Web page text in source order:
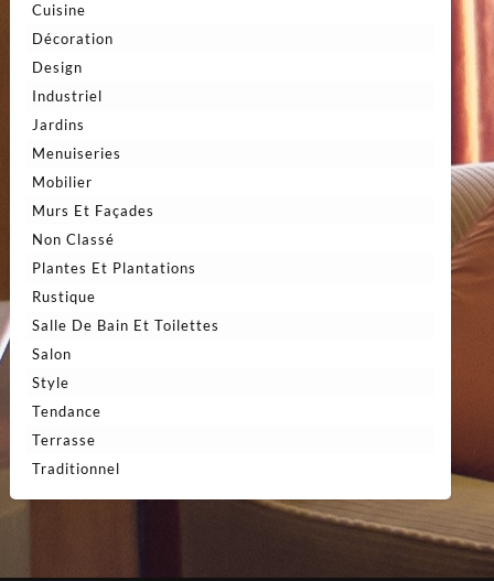
Cuisine
Décoration
Design
Industriel
Jardins
Menuiseries
Mobilier
Murs Et Façades
Non Classé
Plantes Et Plantations
Rustique
Salle De Bain Et Toilettes
Salon
Style
Tendance
Terrasse
Traditionnel